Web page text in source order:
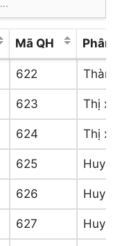
Mã QH
622
623 Thị
624 Thị
625
626
627